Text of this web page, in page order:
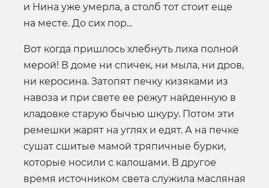
и Нина уже умерла, а столб тот стоит еще
на месте. До сих пор...
Вот когда пришлось хлебнуть лиха полной
мерой! В доме ни спичек, ни мыла, ни дров,
ни керосина. Затопят печку кизяками из
навоза и при свете ее режут найденную в
кладовке старую бычью шкуру. Потом эти
ремешки жарят на углях и едят. А на печке
сушат сшитые мамой тряпичные бурки,
которые носили с калошами. В другое
время источником света служила масляная